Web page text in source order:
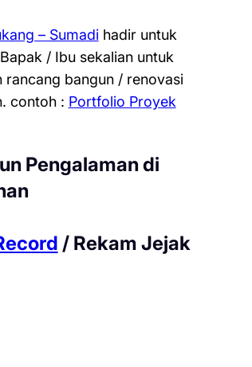
– Sumadihadir untuk
/ Ibu sekalian untuk
rancang bangun / renovasi
contoh : Portfolio Proyek
Pengalaman di
/ Rekam Jejak